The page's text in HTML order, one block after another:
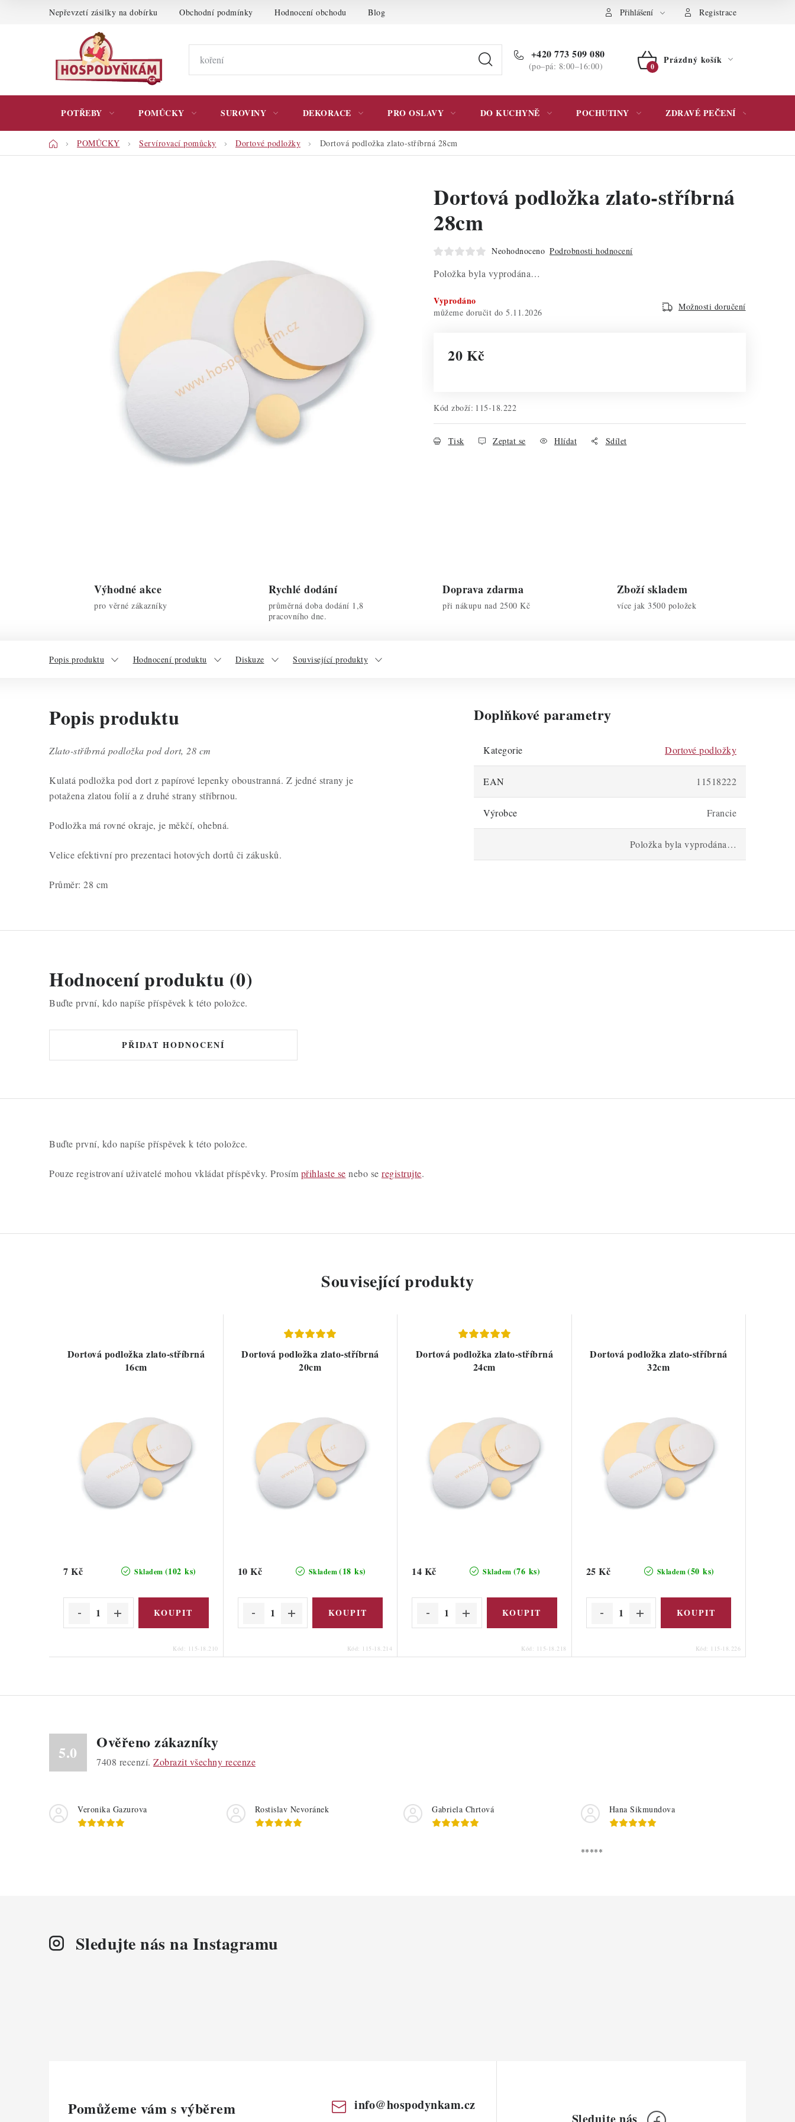
Nepřevzetí zásilky na dobírku Obchodní podmínky Hodnocení obchodu Blog Podmínky ochrany osobních údajů Přihlášení Registrace
+420 773 509 080
(po–pá: 8:00–16:00)
NÁKUPNÍ
Prázdný košík
POTŘEBY POMŮCKY SUROVINY DEKORACE PRO OSLAVY DO KUCHYNĚ POCHUTINY ZDRAVÉ PEČENÍ
DomůPOMŮCKY Servírovací pomůcky Dortové podložky Dortová podložka zlato-stříbrná 28cm
Dortová podložka zlato-stříbrná
28cm
Neohodnoceno Podrobnosti hodnocení
Položka byla vyprodána…
Vyprodáno
5.11.2026
Možnosti doručení
20 Kč
Kód zboží: 115-18.222
Tisk Zeptat se Hlídat Sdílet
Výhodné akce
pro věrné zákazníky
Rychlé dodání
průměrná doba dodání 1,8
pracovního dne.
Doprava zdarma
při nákupu nad 2500 Kč
Zboží skladem
více jak 3500 položek
Popis produktu Hodnocení produktu Diskuze Související produkty
Popis produktu
Zlato-stříbrná podložka pod dort, 28 cm
Kulatá podložka pod dort z papírové lepenky oboustranná. Z jedné strany je
potažena zlatou folií a z druhé strany stříbrnou.
Podložka má rovné okraje, je měkčí, ohebná.
Velice efektivní pro prezentaci hotových dortů či zákusků.
Průměr: 28 cm
Doplňkové parametry
Kategorie Dortové podložky
EAN 11518222
Výrobce Francie
Položka byla vyprodána…
Hodnocení produktu (0)
Buďte první, kdo napíše příspěvek k této položce.
PŘIDAT HODNOCENÍ
Buďte první, kdo napíše příspěvek k této položce.
Pouze registrovaní uživatelé mohou vkládat příspěvky. Prosím přihlaste se nebo se registrujte.
Související produkty
Dortová podložka zlato-stříbrná
16cm
Skladem (102 ks)
7 Kč
Kód: 115-18.210
Dortová podložka zlato-stříbrná
20cm
Skladem(18 ks)
10 Kč
Kód: 115-18.214
Dortová podložka zlato-stříbrná
24cm
Skladem (76 ks)
14 Kč
Kód: 115-18.218
Dortová podložka zlato-stříbrná
32cm
Skladem(50 ks)
25 Kč
Kód: 115-18.226
5.0
Ověřeno zákazníky
7408 recenzí. Zobrazit všechny recenze
Veronika Gazurova Rostislav Nevoránek Gabriela Chrtová Hana Sikmundova
*****
Sledujte nás na Instagramu
Pomůžeme vám s výběrem info@hospodynkam.cz